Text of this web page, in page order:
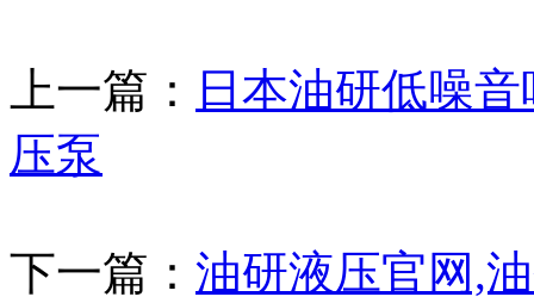
上一篇：
日本油研低噪
压泵
下一篇： 油研液压官网,